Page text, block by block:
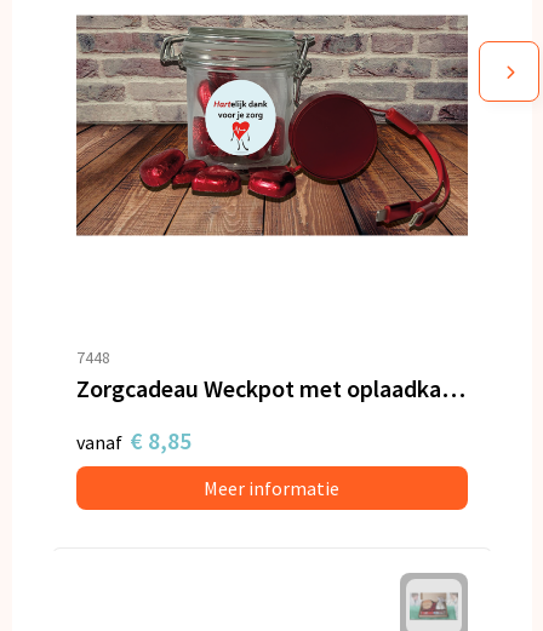
7448
Zorgcadeau Weckpot met oplaadkabel en hartjes
vanaf € 8,85
Meer informatie